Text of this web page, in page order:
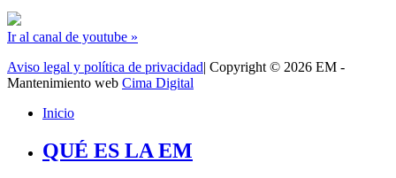
Ir al canal de youtube »
Aviso legal y política de privacidad| Copyright © 2026 EM -
Mantenimiento web Cima Digital
Inicio
QUÉ ES LA EM